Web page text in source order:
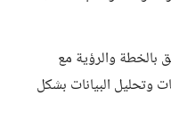
بالخطة والرؤية مع
وتحليل البيانات بشكل